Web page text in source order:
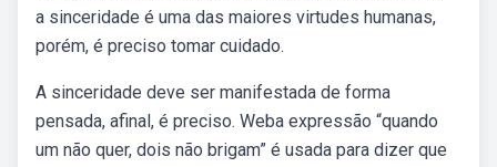
a sinceridade é uma das maiores virtudes humanas,
porém, é preciso tomar cuidado.
A sinceridade deve ser manifestada de forma
pensada, afinal, é preciso. Weba expressão “quando
um não quer, dois não brigam” é usada para dizer que